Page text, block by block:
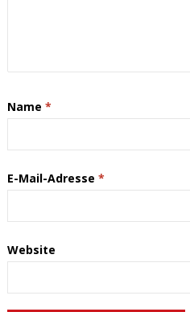
Name *
E-Mail-Adresse *
Website